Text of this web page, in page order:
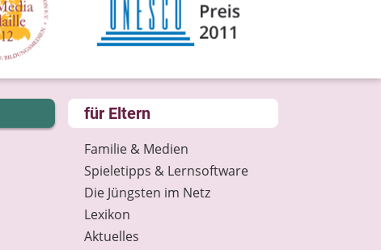
für Eltern
Familie & Medien
Spieletipps & Lernsoftware
Die Jüngsten im Netz
Lexikon
Aktuelles